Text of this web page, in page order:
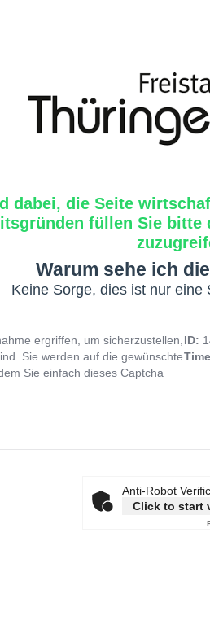
dabei, die Seite
füllen Sie bitte
Warum sehe ich
Keine Sorge, dies ist nur eine
ergriffen, um sicherzustellen,
Sie werden auf die gewünschte
Sie einfach dieses Captcha
ID:
Anti-Robot
Click to start